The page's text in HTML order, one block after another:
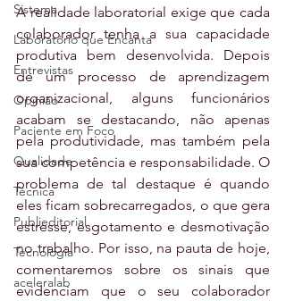
Sistema
Laboratório que Encanta
Entrevistas
Opinião
Paciente em Foco
Qualidade
Técnica
Publieditorial
Tecnologia
aceleralab
A realidade laboratorial exige que cada
colaborador tenha a sua capacidade
produtiva bem desenvolvida. Depois
de um processo de aprendizagem
organizacional, alguns funcionários
acabam se destacando, não apenas
pela produtividade, mas também pela
sua competência e responsabilidade. O
problema de tal destaque é quando
eles ficam sobrecarregados, o que gera
estresse, esgotamento e desmotivação
no trabalho. Por isso, na pauta de hoje,
comentaremos sobre os sinais que
evidenciam que o seu colaborador